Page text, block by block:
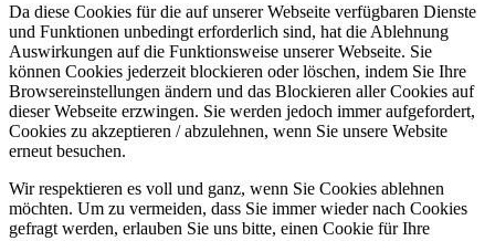
Da diese Cookies für die auf unserer Webseite verfügbaren Dienste
und Funktionen unbedingt erforderlich sind, hat die Ablehnung
Auswirkungen auf die Funktionsweise unserer Webseite. Sie
können Cookies jederzeit blockieren oder löschen, indem Sie Ihre
Browsereinstellungen ändern und das Blockieren aller Cookies auf
dieser Webseite erzwingen. Sie werden jedoch immer aufgefordert,
Cookies zu akzeptieren / abzulehnen, wenn Sie unsere Website
erneut besuchen.
Wir respektieren es voll und ganz, wenn Sie Cookies ablehnen
möchten. Um zu vermeiden, dass Sie immer wieder nach Cookies
gefragt werden, erlauben Sie uns bitte, einen Cookie für Ihre